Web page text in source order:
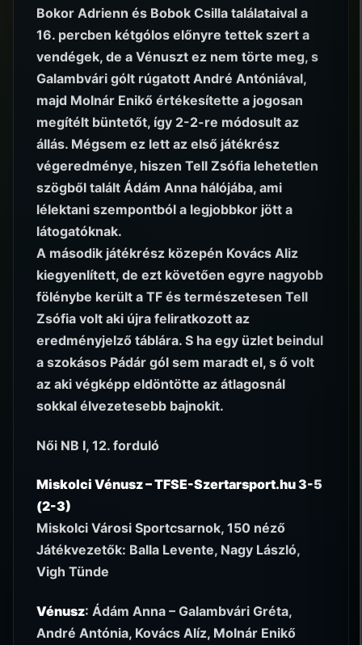
Bokor Adrienn és Bobok Csilla találataival a
16. percben kétgólos előnyre tettek szert a
vendégek, de a Vénuszt ez nem törte meg, s
Galambvári gólt rúgatott André Antóniával,
majd Molnár Enikő értékesítette a jogosan
megítélt büntetőt, így 2-2-re módosult az
állás. Mégsem ez lett az első játékrész
végeredménye, hiszen Tell Zsófia lehetetlen
szögből talált Ádám Anna hálójába, ami
lélektani szempontból a legjobbkor jött a
látogatóknak.
A második játékrész közepén Kovács Aliz
kiegyenlített, de ezt követően egyre nagyobb
fölénybe került a TF és természetesen Tell
Zsófia volt aki újra feliratkozott az
eredményjelző táblára. S ha egy üzlet beindul
a szokásos Pádár gól sem maradt el, s ő volt
az aki végképp eldöntötte az átlagosnál
sokkal élvezetesebb bajnokit.
Női NB I, 12. forduló
Miskolci Vénusz – TFSE-Szertarsport.hu 3-5
(2-3)
Miskolci Városi Sportcsarnok, 150 néző
Játékvezetők: Balla Levente, Nagy László,
Vigh Tünde
Vénusz: Ádám Anna – Galambvári Gréta,
André Antónia, Kovács Alíz, Molnár Enikő